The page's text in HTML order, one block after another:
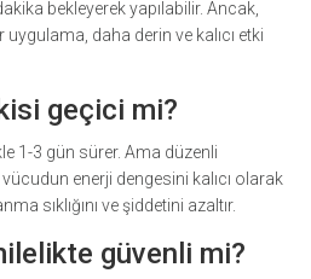
bekleyerek yapılabilir. Ancak,
daha derin ve kalıcı etki
geçici mi?
1-3 gün sürer. Ama düzenli
enerji dengesini kalıcı olarak
sıklığını ve şiddetini azaltır.
güvenli mi?